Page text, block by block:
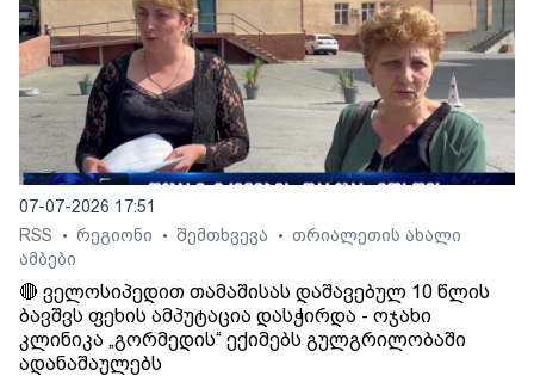
07-07-2026 17:51
RSS
• რეგიონი • შემთხვევა • თრიალეთის ახალი
ამბები
🔴 ველოსიპედით თამაშისას დაშავებულ 10 წლის
ბავშვს ფეხის ამპუტაცია დასჭირდა - ოჯახი
კლინიკა „გორმედის“ ექიმებს გულგრილობაში
ადანაშაულებს